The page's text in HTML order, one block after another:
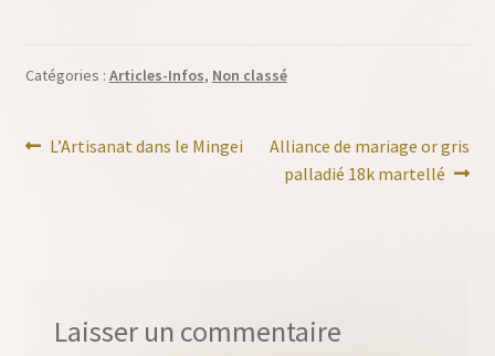
Catégories : Articles-Infos, Non classé
Navigation
Article
L’Artisanat dans le Mingei
Article
suivant :
Alliance de mariage or gris
palladié 18k martellé
Laisser un commentaire